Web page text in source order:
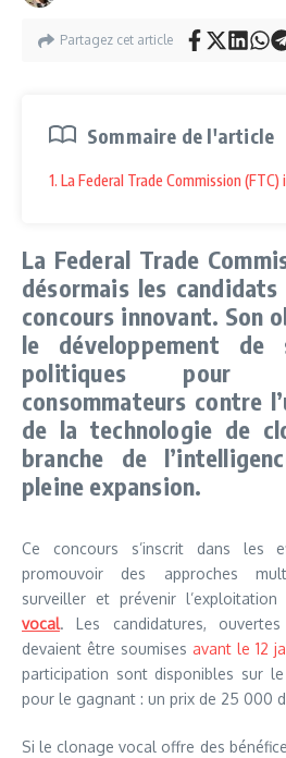
Partagez cet article
Sommaire de l'article
1. La Federal Trade Commission
La Federal Trade
désormais les
concours innovant. Son
le développement
politiques pour
consommateurs contre
de la technologie de
branche de
pleine expansion.
Ce concours s’inscrit dans les
promouvoir des approches
surveiller et prévenir
vocal. Les candidatures,
devaient être soumises avant le 12
participation sont disponibles sur
pour le gagnant : un prix de 25 000
Si le clonage vocal offre des